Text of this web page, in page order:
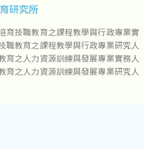
研究所
育技職教育之課程教學與行政專業實
職教育之課程教學與行政專業研究人
育之人力資源訓練與發展專業實務人
育之人力資源訓練與發展專業研究人